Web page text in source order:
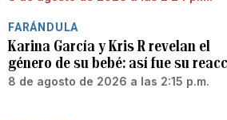
FARÁNDULA
Karina García y Kris R revelan el
género de su bebé: así fue su
8 de agosto de 2026 a las 2:15 p.m.